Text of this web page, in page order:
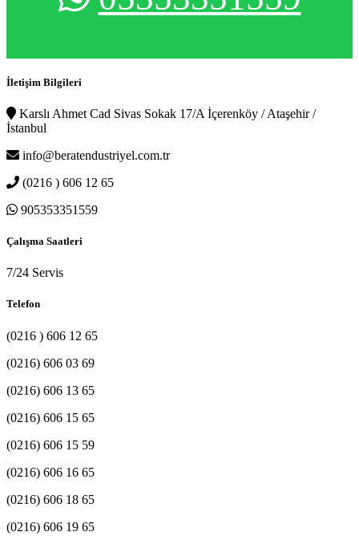
İletişim Bilgileri
Karslı Ahmet Cad Sivas Sokak 17/A İçerenköy / Ataşehir /
İstanbul
info@beratendustriyel.com.tr
(0216 ) 606 12 65
905353351559
Çalışma Saatleri
7/24 Servis
Telefon
(0216 ) 606 12 65
(0216) 606 03 69
(0216) 606 13 65
(0216) 606 15 65
(0216) 606 15 59
(0216) 606 16 65
(0216) 606 18 65
(0216) 606 19 65